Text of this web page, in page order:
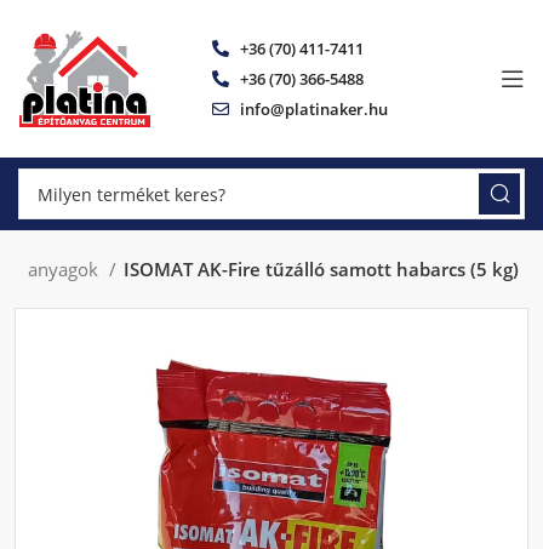
+36 (70) 411-7411
+36 (70) 366-5488
info@platinaker.hu
anyagok ISOMAT AK-Fire tűzálló samott habarcs (5 kg)